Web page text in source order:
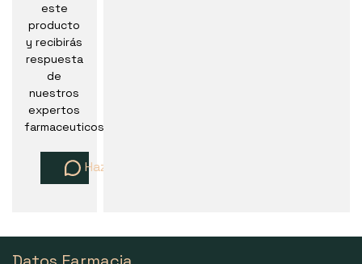
este
producto
y recibirás
respuesta
de
nuestros
expertos
farmaceuticos
Haz una pregunta